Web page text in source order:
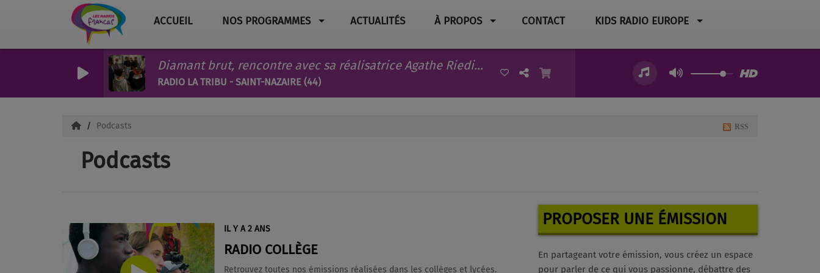
ACCUEIL NOS PROGRAMMES ACTUALITÉS À PROPOS CONTACT KIDS RADIO EUROPE
Diamant brut, rencontre avec sa réalisatrice Agathe Riedinger
RADIO LA TRIBU - SAINT-NAZAIRE (44)
Podcasts
Podcasts
RSS
IL Y A 2 ANS
RADIO COLLÈGE
Retrouvez toutes nos émissions réalisées dans les collèges et lycées.
PROPOSER UNE ÉMISSION
En partageant votre émission, vous créez un espace
pour parler de ce qui vous passionne, débattre des